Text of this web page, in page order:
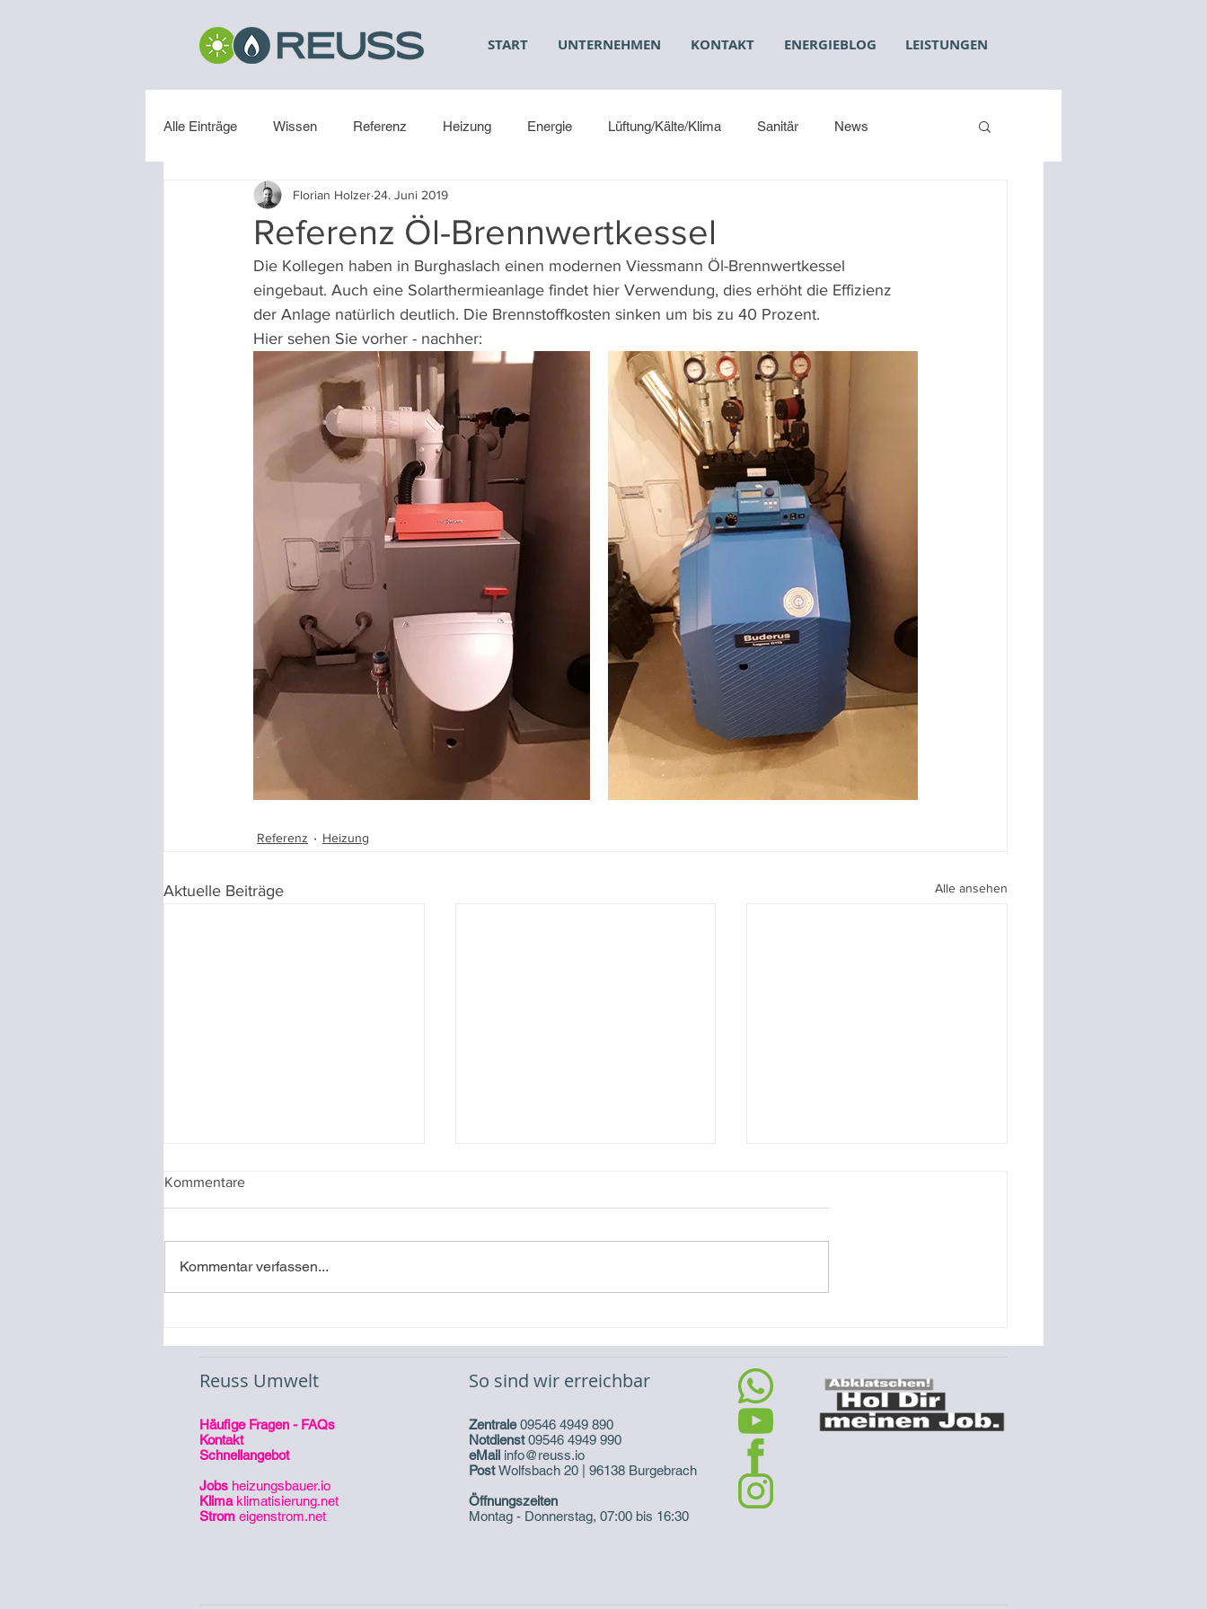
START UNTERNEHMEN KONTAKT ENERGIEBLOG LEISTUNGEN
Alle Einträge Wissen Referenz Heizung Energie Lüftung/Kälte/Klima Sanitär News
Installation
Referenz Öl-Brennwertkessel
Florian Holzer 24. Juni 2019
Die Kollegen haben in Burghaslach einen modernen Viessmann Öl-Brennwertkessel
eingebaut. Auch eine Solarthermieanlage findet hier Verwendung, dies erhöht die Effizienz
der Anlage natürlich deutlich. Die Brennstoffkosten sinken um bis zu 40 Prozent.
Hier sehen Sie vorher - nachher:
Referenz Heizung
Aktuelle Beiträge Alle ansehen
Kommentare
Kommentar verfassen...
Reuss Umwelt
Häufige Fragen - FAQs
Kontakt
Schnellangebot
Jobs heizungsbauer.io
Klima klimatisierung.net
Strom eigenstrom.net
So sind wir erreichbar
Zentrale09546 4949 890
Notdienst09546 4949 990
eMail info@reuss.io
PostWolfsbach 20 | 96138 Burgebrach
Öffnungszeiten
Montag - Donnerstag, 07:00 bis 16:30